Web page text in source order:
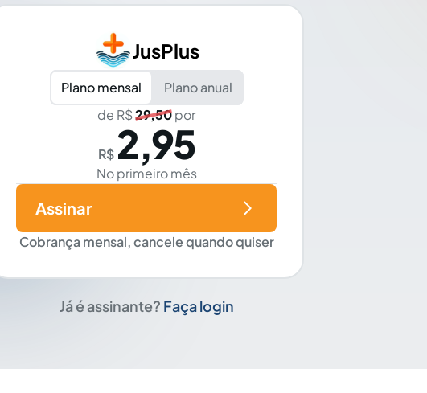
JusPlus
Plano mensal
Plano anual
de R$29,50por
R$ 2,95
No primeiro mês
Cobrança mensal, cancele quando quiser
Assinar
Já é assinante? Faça login